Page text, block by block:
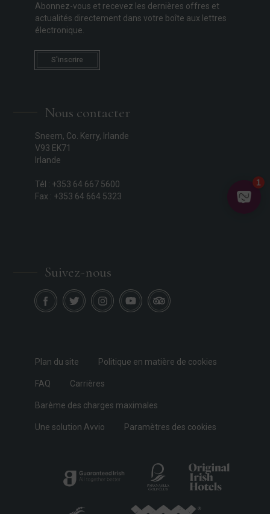
Abonnez-vous et recevez les dernières offres et
actualités directement dans votre boîte aux lettres
électronique.
S'inscrire
Suivez-nous
Nous contacter
Sneem, Co. Kerry, Irlande
V93 EK71
Irlande
Tél : +353 64 667 5600
Fax : +353 64 664 5323
Plan du site Politique en matière de cookies
FAQ Carrières
Barème des charges maximales
Une solution Avvio Paramètres des cookies